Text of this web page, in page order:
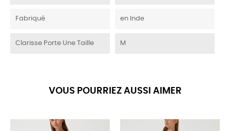
Fabriqué en Inde
Clarisse Porte Une Taille M
VOUS POURRIEZ AUSSI AIMER